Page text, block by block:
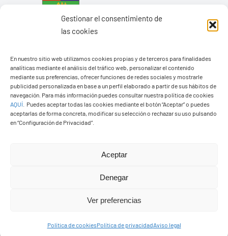
Gestionar el consentimiento de
las cookies
En nuestro sitio web utilizamos cookies propias y de terceros para finalidades
analíticas mediante el análisis del tráfico web, personalizar el contenido
mediante sus preferencias, ofrecer funciones de redes sociales y mostrarle
publicidad personalizada en base a un perfil elaborado a partir de sus hábitos de
navegación. Para más información puedes consultar nuestra política de cookies
AQUÍ
Puedes aceptar todas las cookies mediante el botón “Aceptar” o puedes
aceptarlas de forma concreta, modificar su selección o rechazar su uso pulsando
en “Configuración de Privacidad”.
Aceptar
Denegar
Ver preferencias
Política de cookiesPolítica de privacidadAviso legal
Ayuntamiento de Yaiza
Pza. de Los Remedios, 1
35570 – Yaiza
Tel:928 83 62 20
derechos reservads
Diseño web Solucionet.com&Cibernatural